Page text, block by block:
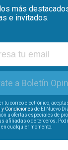
más
e invitados.
a Boletín
tu correo electrónico,
y Condiciones de El Nuevo
u ofertas especiales de
afiliadas o de terceros.
en cualquier momento.